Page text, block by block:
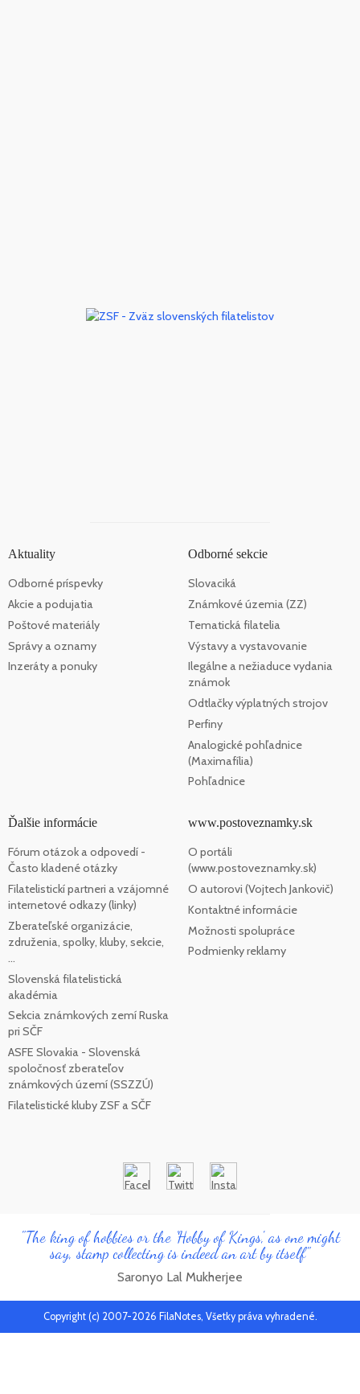
Aktuality
Odborné príspevky
Akcie a podujatia
Poštové materiály
Správy a oznamy
Inzeráty a ponuky
Odborné sekcie
Slovaciká
Známkové územia (ZZ)
Tematická filatelia
Výstavy a vystavovanie
Ilegálne a nežiaduce vydania
známok
Odtlačky výplatných strojov
Perfiny
Analogické pohľadnice
(Maximafília)
Pohľadnice
Ďalšie informácie
Fórum otázok a odpovedí -
Často kladené otázky
Filatelistickí partneri a vzájomné
internetové odkazy (linky)
Zberateľské organizácie,
združenia, spolky, kluby, sekcie,
...
Slovenská filatelistická
akadémia
Sekcia známkových zemí Ruska
pri SČF
ASFE Slovakia - Slovenská
spoločnosť zberateľov
známkových území (SSZZÚ)
Filatelistické kluby ZSF a SČF
www.postoveznamky.sk
O portáli
(www.postoveznamky.sk)
O autorovi (Vojtech Jankovič)
Kontaktné informácie
Možnosti spolupráce
Podmienky reklamy
"The king of hobbies or the 'Hobby of Kings', as one might
say, stamp collecting is indeed an art by itself"
Saronyo Lal Mukherjee
Copyright (c) 2007-2026 FilaNotes, Všetky práva vyhradené.